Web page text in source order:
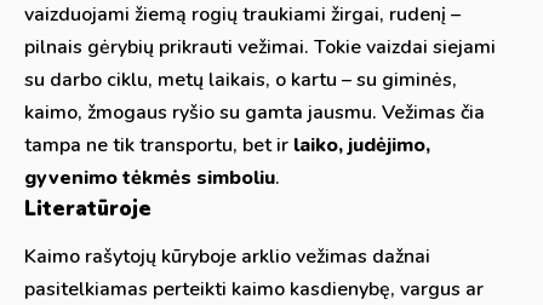
vaizduojami žiemą rogių traukiami žirgai, rudenį –
pilnais gėrybių prikrauti vežimai. Tokie vaizdai siejami
su darbo ciklu, metų laikais, o kartu – su giminės,
kaimo, žmogaus ryšio su gamta jausmu. Vežimas čia
tampa ne tik transportu, bet ir laiko, judėjimo,
gyvenimo tėkmės simboliu.
Literatūroje
Kaimo rašytojų kūryboje arklio vežimas dažnai
pasitelkiamas perteikti kaimo kasdienybę, vargus ar